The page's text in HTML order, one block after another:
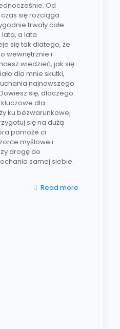
Od
się rozciąga.
trwały całe
a lata
się tak dlatego, że
wewnętrznie i
wiedzieć, jak się
dla mnie skutki,
najnowszego
się, dlaczego
dla
ku bezwarunkowej
się na dużą
pomoże ci
myślowe i
drogę do
samej siebie.
Read more